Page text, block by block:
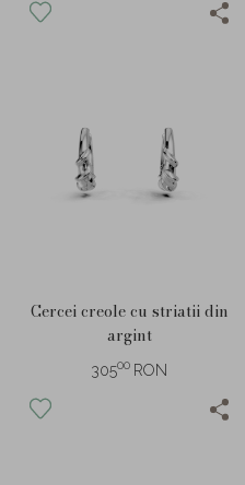
Cercei creole cu striatii din
argint
30500 RON